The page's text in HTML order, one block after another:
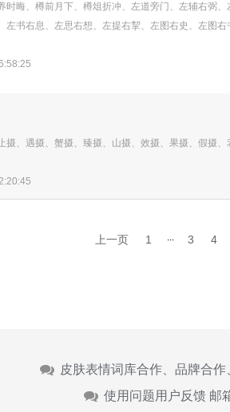
时晦、樽前月下、樽俎折冲、左道旁门、左辅右弼
左书右息、左思右想、左提右挈、左图右史、左图右
摄、遇摄、蟹摄、臻摄、山摄、效摄、果摄、假摄
上一页 1 ... 3 4
皮肤表情词库合作、品牌合
使用问题用户反馈 邮